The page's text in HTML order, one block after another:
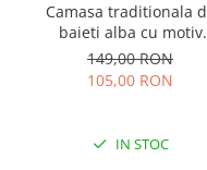
Camasa traditionala
baieti alba cu motiv
geometric albastru
01
149,00 RON
105,00 RON
IN STOC